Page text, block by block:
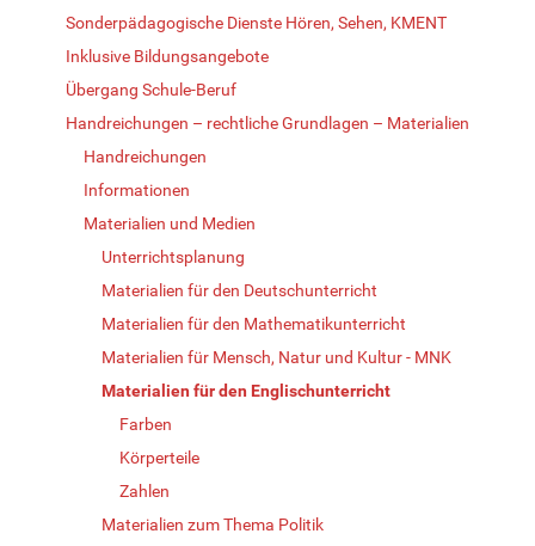
Sonderpädagogische Dienste Hören, Sehen, KMENT
Inklusive Bildungsangebote
Übergang Schule-Beruf
Handreichungen – rechtliche Grundlagen – Materialien
Handreichungen
Informationen
Materialien und Medien
Unterrichtsplanung
Materialien für den Deutschunterricht
Materialien für den Mathematikunterricht
Materialien für Mensch, Natur und Kultur - MNK
Materialien für den Englischunterricht
Farben
Körperteile
Zahlen
Materialien zum Thema Politik